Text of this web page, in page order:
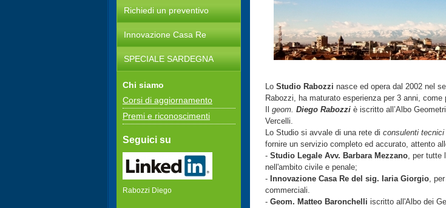
Lo Studio Rabozzi nasce ed opera dal 2002 nel
Rabozzi, ha maturato esperienza per 3 anni,
geom. Diego Rabozzi è iscritto all’Albo
Vercelli.
Lo Studio si avvale di una rete di consulenti
fornire un servizio completo ed accurato, attento
- Studio Legale Avv. Barbara Mezzano, per tutte
nell'ambito civile e penale;
- Innovazione Casa Re del sig. Iaria Giorgio,
commerciali.
- Geom. Matteo Baronchelli iscritto all'Albo dei
Richiedi un preventivo
Innovazione Casa Re
SPECIALE SARDEGNA
Chi siamo
Corsi di aggiornamento
Premi e riconoscimenti
Seguici su
Rabozzi Diego